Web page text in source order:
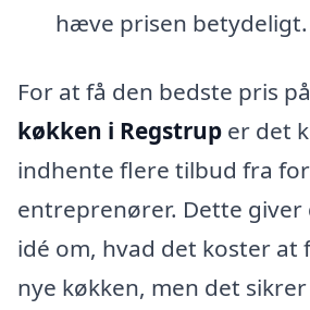
hæve prisen betydeligt.
For at få den bedste pris på
køkken i Regstrup er det
indhente flere tilbud fra
entreprenører. Dette giver
idé om, hvad det koster at
nye køkken, men det